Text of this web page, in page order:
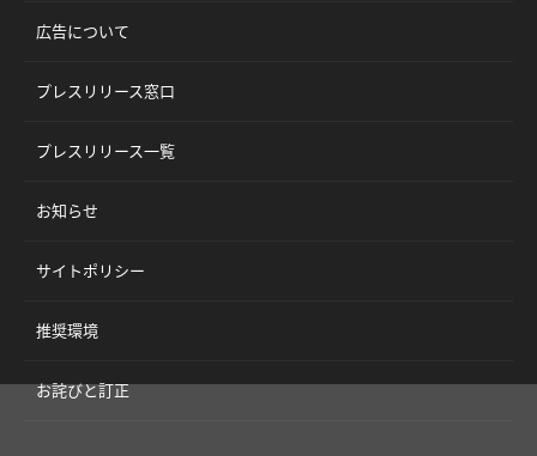
広告について
プレスリリース窓口
プレスリリース一覧
お知らせ
サイトポリシー
推奨環境
お詫びと訂正